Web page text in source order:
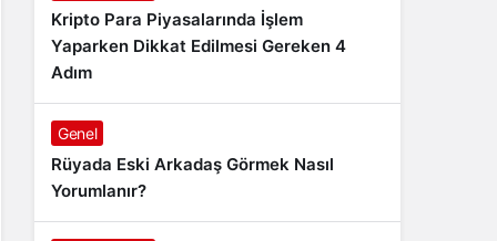
Kripto Para Piyasalarında İşlem
Yaparken Dikkat Edilmesi Gereken 4
Adım
Genel
Rüyada Eski Arkadaş Görmek Nasıl
Yorumlanır?